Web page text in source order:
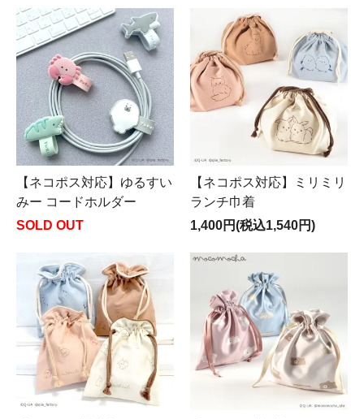
【ネコポス対応】ゆるすい
みー コードホルダー
SOLD OUT
【ネコポス対応】ミリミリ
ランチ巾着
1,400円(税込1,540円)